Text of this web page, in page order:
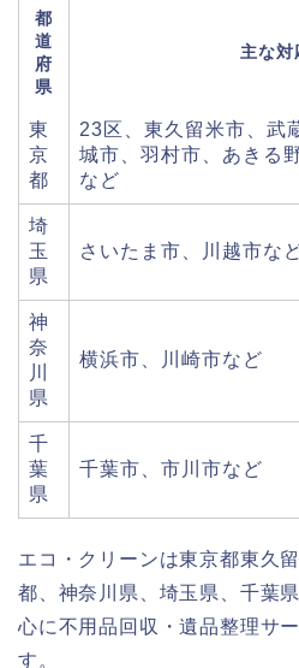
都
道
府
県
主な対
東
京
都
23区、東久留米市、武
城市、羽村市、あきる
など
埼
玉
県
さいたま市、川越市な
神
奈
川
県
横浜市、川崎市など
千
葉
県
千葉市、市川市など
エコ・クリーンは東京都東久
都、神奈川県、埼玉県、千葉
心に不用品回収・遺品整理サ
す。